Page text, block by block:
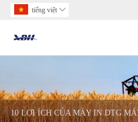
tiếng việt 
10 LỢI ÍCH CỦA MÁY IN DTG